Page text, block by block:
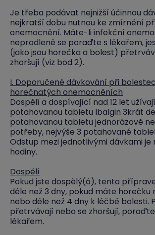
Je třeba podávat nejnižší účinnou
nejkratší dobu nutnou ke zmírnění
onemocnění. Máte-li infekční
neprodleně se poraďte s lékařem,
(jako jsou horečka a bolest)
zhoršují (viz bod 2).
I. Doporučené dávkování při
horečnatých onemocněních
Dospělí a dospívající nad 12 let
potahovanou tabletu Ibalgin 3krát
potahovanou tabletu jednorázově
potřeby, nejvýše 3 potahované
Odstup mezi jednotlivými dávkami je
hodiny.
Dospělí
Pokud jste dospělý(á), tento
déle než 3 dny, pokud máte horečku
nebo déle než 4 dny k léčbě bolesti.
přetrvávají nebo se zhoršují,
lékařem.